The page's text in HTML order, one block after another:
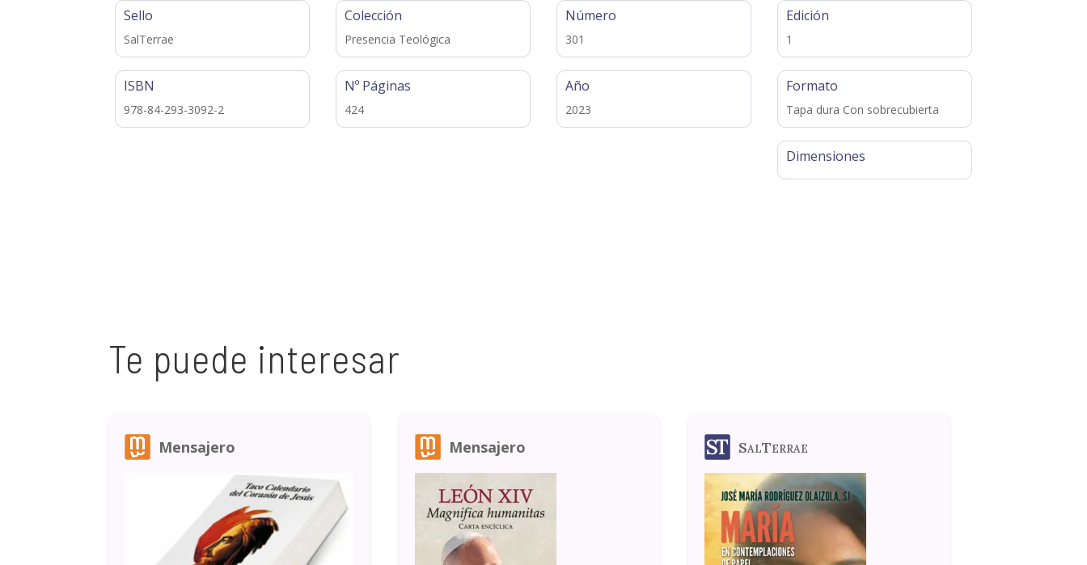
Sello
SalTerrae
ISBN
978-84-293-3092-2
Colección
Presencia Teológica
Nº Páginas
424
Número
301
Año
2023
Edición
1
Formato
Tapa dura Con sobrecubierta
Dimensiones
Te puede interesar
Mensajero Mensajero SalTerrae